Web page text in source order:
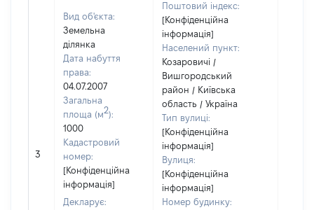
3
Вид об'єкта:
Земельна
ділянка
Дата набуття
права:
04.07.2007
Загальна
площа (м2):
1000
Кадастровий
номер:
[Конфіденційна
інформація]
Декларує:
Поштовий індекс:
[Конфіденційна
інформація]
Населений пункт:
Козаровичі /
Вишгородський
район / Київська
область / Україна
Тип вулиці:
[Конфіденційна
інформація]
Вулиця:
[Конфіденційна
інформація]
Номер будинку: